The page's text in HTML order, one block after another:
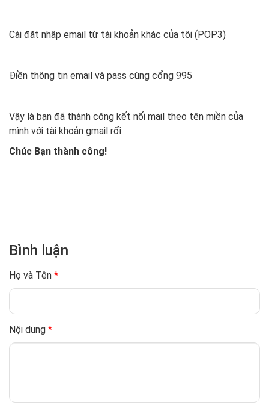
Cài đặt nhập email từ tài khoản khác của tôi (POP3)
Điền thông tin email và pass cùng cổng 995
Vậy là bạn đã thành công kết nối mail theo tên miền của
mình với tài khoản gmail rổi
Chúc Bạn thành công!
Bình luận
Họ và Tên *
Nội dung *